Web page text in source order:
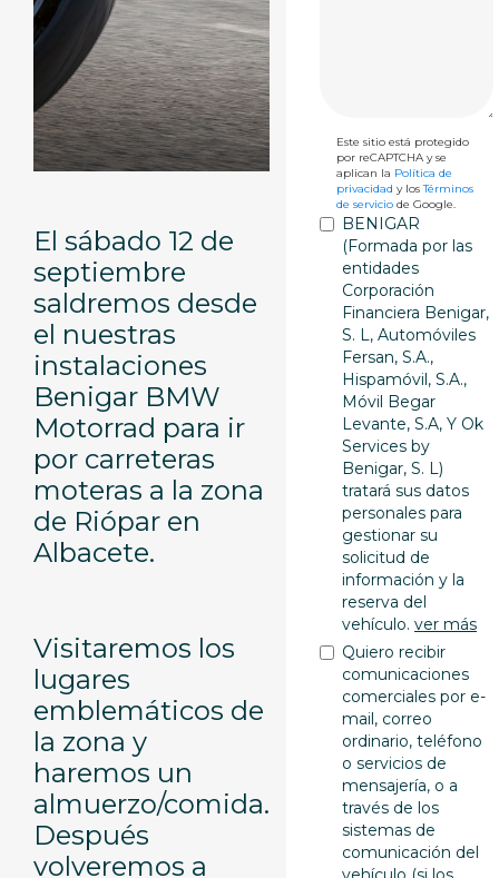
El sábado 12 de
septiembre
saldremos desde
el nuestras
instalaciones
Benigar BMW
Motorrad para ir
por carreteras
moteras a la zona
de Riópar en
Albacete.
Visitaremos los
lugares
emblemáticos de
la zona y
haremos un
almuerzo/comida.
Después
volveremos a
Este sitio está protegido
por reCAPTCHA y se
aplican la Política de
privacidad y losTérminos
de servicio de Google.
BENIGAR
(Formada por las
entidades
Corporación
Financiera Benigar,
S. L, Automóviles
Fersan, S.A.,
Hispamóvil, S.A.,
Móvil Begar
Levante, S.A, Y Ok
Services by
Benigar, S. L)
tratará sus datos
personales para
gestionar su
solicitud de
información y la
reserva del
vehículo. ver más
Quiero recibir
comunicaciones
comerciales por e-
mail, correo
ordinario, teléfono
o servicios de
mensajería, o a
través de los
sistemas de
comunicación del